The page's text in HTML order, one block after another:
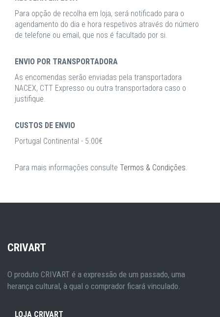
Para opção de recolha em loja, será notificado para o
agendamento do dia e hora respetivos através do número
de telefone ou email, que nos é facultado por si.
ENVIO POR TRANSPORTADORA
As encomendas serão enviadas pela transportadora
NACEX, CTT Expresso ou outra transportadora caso o
justifique.
CUSTOS DE ENVIO
Portugal Continental - 5.00€
Para mais informações consulte Termos & Condições.
CRIVART
O produto CRIVART é a expressão de um passado, uma
herança cultural, à qual o comprador ficará vinculado.
LOJA CRIVART